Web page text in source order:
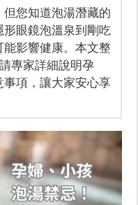
您知道泡湯潛藏的
眼鏡泡溫泉到剛吃
影響健康。本文整
專家詳細說明孕
項，讓大家安心享